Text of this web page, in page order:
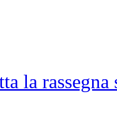
la rassegna